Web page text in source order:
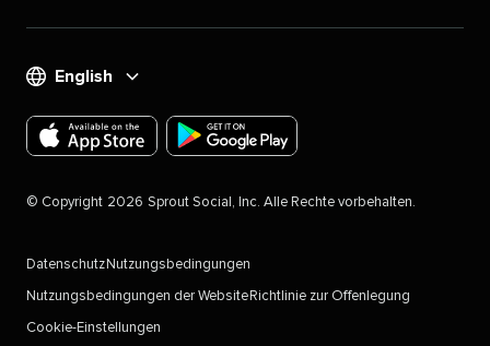
English​​
Sie
Sprout
Sie
Sprout
©​​ Copyright​​ 2026​​ Sprout Social, Inc. Alle Rechte vorbehalten.​​
Datenschutz​​ Nutzungsbedingungen​​
Nutzungsbedingungen der Website​​ Richtlinie zur Offenlegung​​
Cookie-Einstellungen